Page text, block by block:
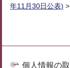
年11月30日公表)
個人情報の